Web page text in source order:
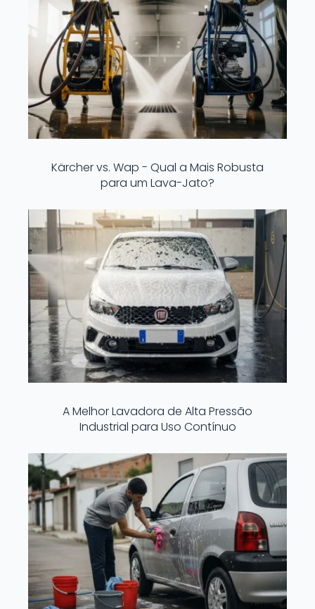
Kärcher vs. Wap - Qual a Mais Robusta
para um Lava-Jato?
A Melhor Lavadora de Alta Pressão
Industrial para Uso Contínuo